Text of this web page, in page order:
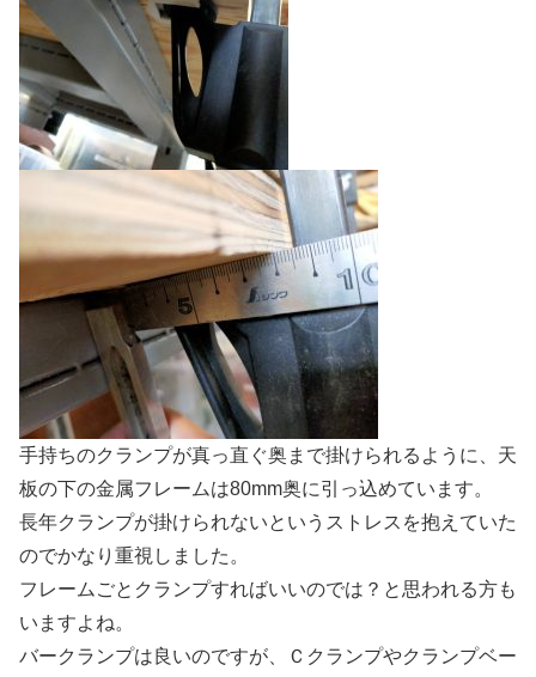
手持ちのクランプが真っ直ぐ奥まで掛けられるように、天
板の下の金属フレームは80mm奥に引っ込めています。
長年クランプが掛けられないというストレスを抱えていた
のでかなり重視しました。
フレームごとクランプすればいいのでは？と思われる方も
いますよね。
バークランプは良いのですが、Ｃクランプやクランプベー